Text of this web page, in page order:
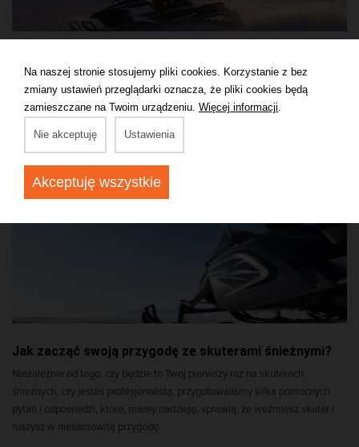
Zimowe szaleństwo na skuterach śnieżnych to wspaniała rozrywka z
adrenaliną w tle, nie wymagająca długich kursów. Szybkie szkolenie,
zapoznanie ze sprzętem i już można wyruszyć na wielogodzinną wyprawę,
podziwiając uroki przyrody z pokładu skutera.
Jak zacząć swoją przygodę ze skuterami śnieżnymi?
Niezależnie od tego, czy będzie to Twój pierwszy raz na skuterach
śnieżnych, czy jesteś profesjonalistą, przygotowaliśmy kilka pomocnych
pytań i odpowiedzi, które, mamy nadzieję, sprawią, że weźmiesz skuter i
ruszysz w niesamowitą przygodę.
Na naszej stronie stosujemy pliki cookies. Korzystanie z bez
zmiany ustawień przeglądarki oznacza, że pliki cookies będą
zamieszczane na Twoim urządzeniu. Więcej informacji
Nie akceptuję Ustawienia
Akceptuję wszystkie